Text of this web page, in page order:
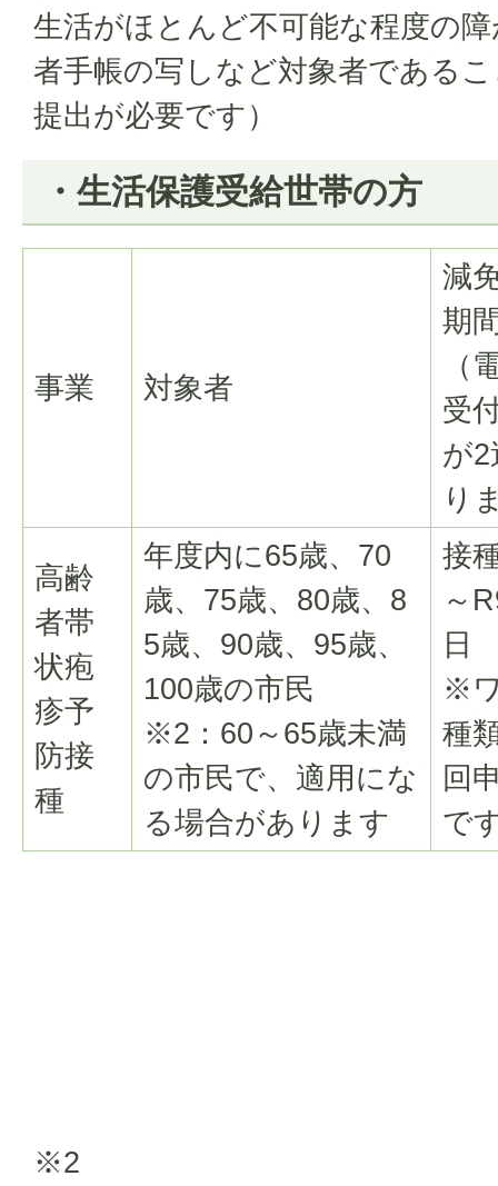
生活がほとんど不可能な程度の
者手帳の写しなど対象者である
提出が必要です）
・生活保護受給世帯の方
事業 対象者
減
期
（
受
が2
り
高齢
者帯
状疱
疹予
防接
種
年度内に65歳、70
歳、75歳、80歳、8
5歳、90歳、95歳、
100歳の市民
※2：60～65歳未満
の市民で、適用にな
る場合があります
接
～
日
※
種
回
で
※2